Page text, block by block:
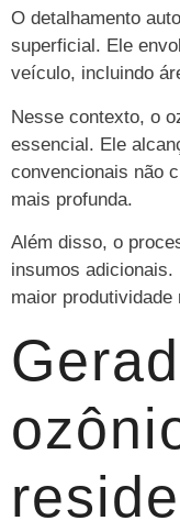
O detalhamento
superficial. Ele
veículo, incluindo
Nesse contexto, o
essencial. Ele
convencionais não
mais profunda.
Além disso, o
insumos
maior